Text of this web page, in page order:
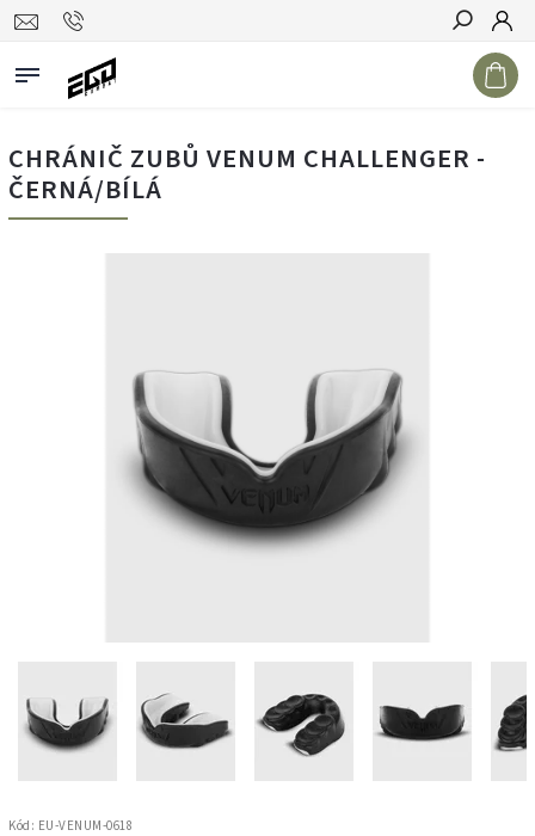
Hledat
CHRÁNIČ ZUBŮ VENUM CHALLENGER -
ČERNÁ/BÍLÁ
Kód: EU-VENUM-0618